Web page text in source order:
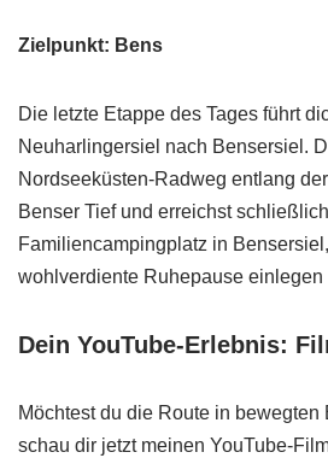
Zielpunkt: Bens
Die letzte Etappe des Tages führt
Neuharlingersiel nach Bensersiel.
Nordseeküsten-Radweg entlang
Benser Tief und erreichst
Familiencampingplatz in
wohlverdiente Ruhepause einlegen
Dein YouTube-Erlebnis:
Möchtest du die Route in
schau dir jetzt meinen YouTube-